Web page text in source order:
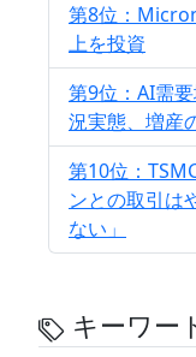
第8位：
上を投資
第9位：AI需
況実態、増産
第10位：
ンとの取引は
ない」
キーワー